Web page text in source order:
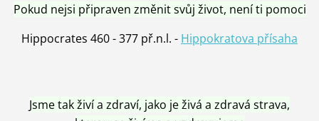
Pokud nejsi připraven změnit svůj život, není ti pomoci
Hippocrates 460 - 377 př.n.l. - Hippokratova přísaha
Jsme tak živí a zdraví, jako je živá a zdravá strava,